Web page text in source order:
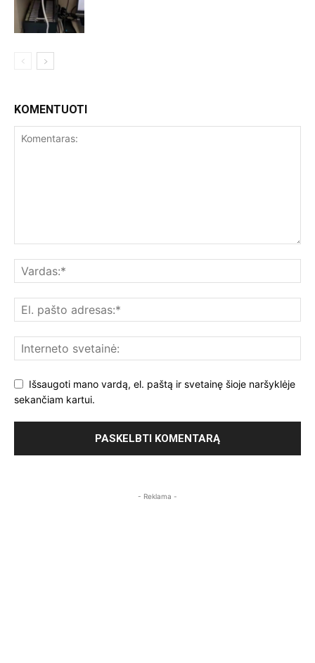
KOMENTUOTI
Išsaugoti mano vardą, el. paštą ir svetainę šioje naršyklėje
sekančiam kartui.
- Reklama -